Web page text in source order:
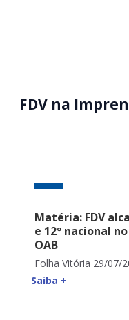
FDV na
Matéria: FDV
e 12º nacional
OAB
Folha Vitória 29/07/
Saiba +